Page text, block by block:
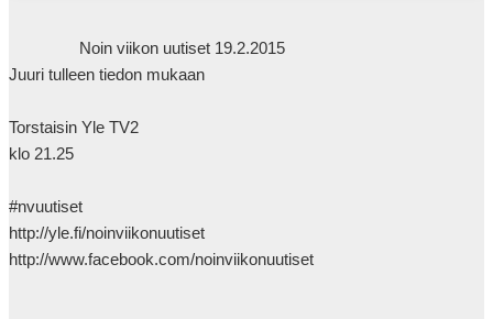
Juuri tulleen tiedon mukaan
Torstaisin Yle TV2
klo 21.25
#nvuutiset
http://yle.fi/noinviikonuutiset
http://www.facebook.com/noinviikonuutiset